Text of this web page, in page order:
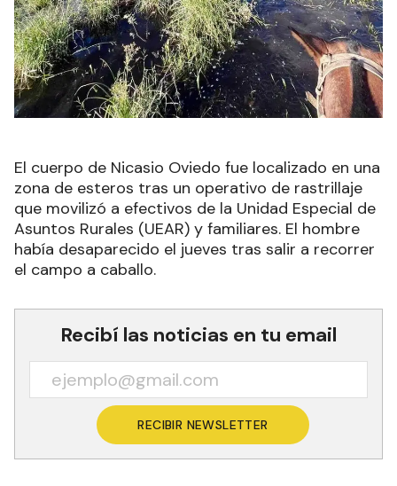
El cuerpo de Nicasio Oviedo fue localizado en una
zona de esteros tras un operativo de rastrillaje
que movilizó a efectivos de la Unidad Especial de
Asuntos Rurales (UEAR) y familiares. El hombre
había desaparecido el jueves tras salir a recorrer
el campo a caballo.
Recibí las noticias en tu email
RECIBIR NEWSLETTER